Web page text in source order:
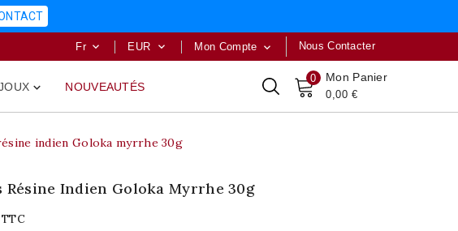
Nous Contacter
Mon Compte 
EUR 
Fr 
0 Mon Panier
0,00 €
 NOUVEAUTÉS
indien Goloka myrrhe 30g
Résine Indien Goloka Myrrhe 30g
TTC